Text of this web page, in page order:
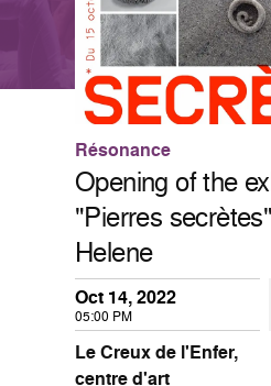
Résonance
Opening of the
"Pierres
Helene
Oct 14, 2022
05:00 PM
Le Creux de l'Enfer,
centre d'art